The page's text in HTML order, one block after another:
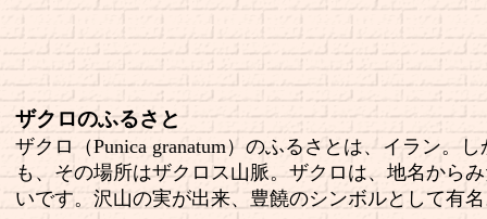
ザクロのふるさと
ザクロ（Punica granatum）のふるさとは、イラン。し
も、その場所はザクロス山脈。ザクロは、地名から
いです。沢山の実が出来、豊饒のシンボルとして有